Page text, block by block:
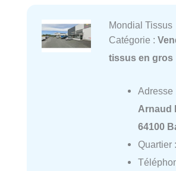
Mondial Tissus
Catégorie :
tissus en gros
Adresse
Arnaud
64100
Quartier :